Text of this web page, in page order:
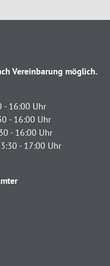
Vereinbarung möglich.
- 16:00 Uhr
- 16:00 Uhr
- 16:00 Uhr
- 17:00 Uhr